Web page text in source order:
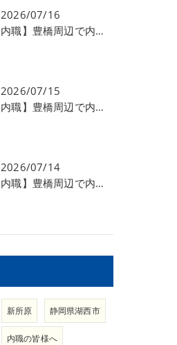
2026/07/16
【内職】豊橋周辺で内職のお仕事を探している方募集中！【お仕事の内容】
2026/07/15
【内職】豊橋周辺で内職のお仕事を探している方募集中！【急な学級閉鎖も安心】
2026/07/14
【内職】豊橋周辺で内職のお仕事を探している方募集中！【内職さまのお声②】
新所原 静岡県湖西市
内職の皆様へ